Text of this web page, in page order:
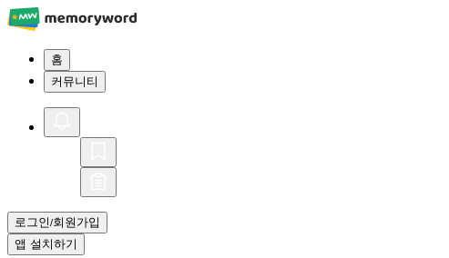
홈
커뮤니티
로그인/회원가입
앱 설치하기